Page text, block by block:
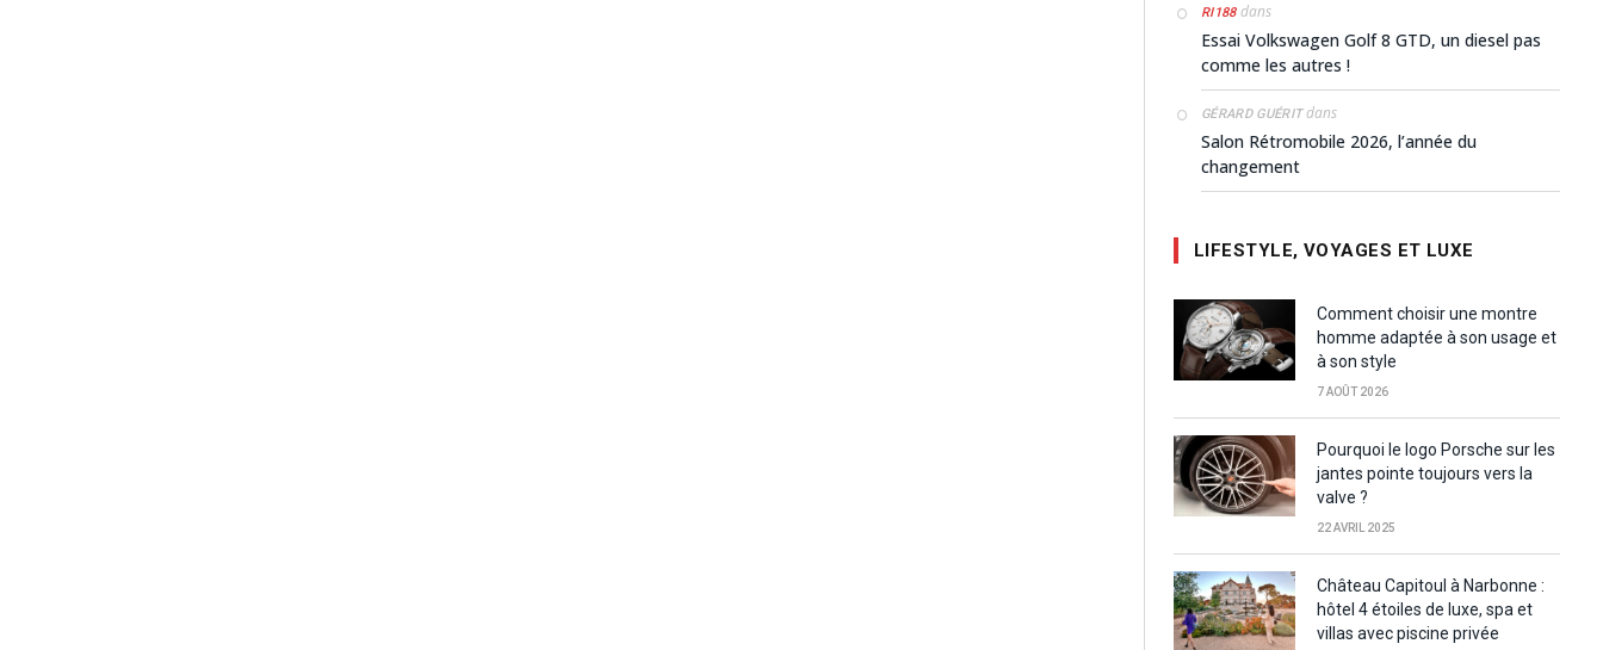
RI188dans
Essai Volkswagen Golf 8 GTD, un diesel pas
comme les autres !
GÉRARD GUÉRITdans
Salon Rétromobile 2026, l’année du
changement
LIFESTYLE, VOYAGES ET LUXE
Comment choisir une montre
homme adaptée à son usage et
à son style
7 AOÛT 2026
Pourquoi le logo Porsche sur les
jantes pointe toujours vers la
valve ?
22 AVRIL 2025
Château Capitoul à Narbonne :
hôtel 4 étoiles de luxe, spa et
villas avec piscine privée